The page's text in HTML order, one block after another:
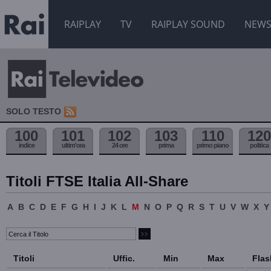
RAIPLAY TV RAIPLAY SOUND NEWS
SOLO TESTO
100
indice
101
ultim'ora
102
24 ore
103
prima
110
primo piano
120
politica
Titoli FTSE Italia All-Share
A B C D E F G H I J K L M N O P Q R S T U V W X Y
Titoli Uffic. Min Max